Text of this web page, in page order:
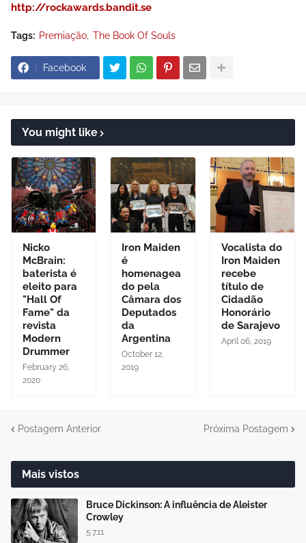
http://rockawards.bandit.se
Tags: Premiação The Book Of Souls
Facebook
You might like
Nicko
McBrain:
baterista é
eleito para
"Hall Of
Fame" da
revista
Modern
Drummer
February 26,
2020
Iron Maiden
é
homenagea
do pela
Câmara dos
Deputados
da
Argentina
October 12,
2019
Vocalista do
Iron Maiden
recebe
título de
Cidadão
Honorário
de Sarajevo
April 06, 2019
Postagem Anterior Próxima Postagem
Mais vistos
Bruce Dickinson: A influência de Aleister
Crowley
5.7.11